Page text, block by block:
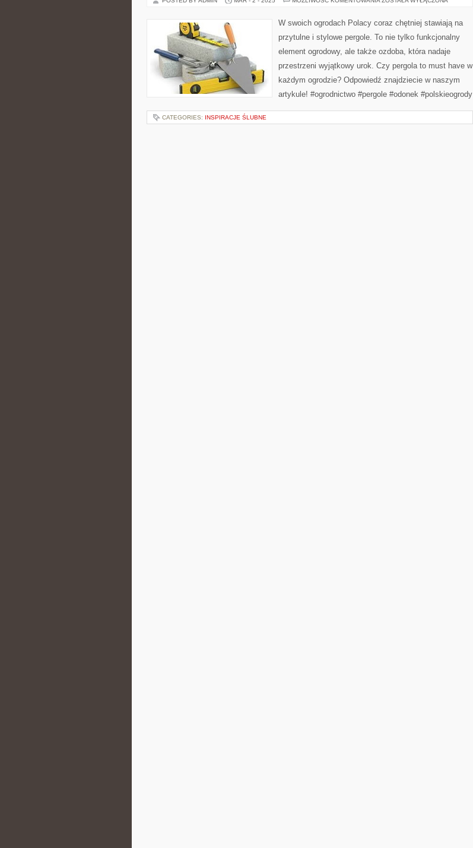
POLSKICH
OGRODACH
W swoich ogrodach Polacy coraz chętniej stawiają na
przytulne i stylowe pergole. To nie tylko funkcjonalny
element ogrodowy, ale także ozdoba, która nadaje
przestrzeni wyjątkowy urok. Czy pergola to must have w
każdym ogrodzie? Odpowiedź znajdziecie w naszym
artykule! #ogrodnictwo #pergole #odonek #polskieogrody
CATEGORIES: INSPIRACJE ŚLUBNE